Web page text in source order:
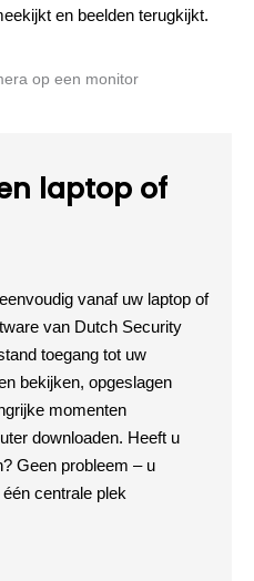
en beelden terugkijkt.
laptop of
vanaf uw laptop of
van Dutch Security
toegang tot uw
bekijken, opgeslagen
momenten
downloaden. Heeft u
Geen probleem – u
centrale plek